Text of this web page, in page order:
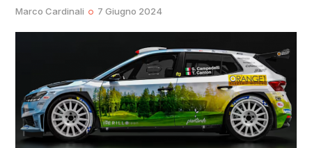
Marco Cardinali 7 Giugno 2024